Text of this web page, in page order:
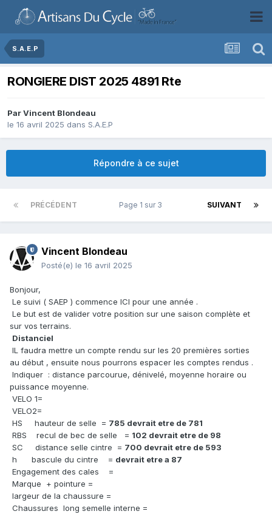
S.A.E.P
RONGIERE DIST 2025 4891 Rte
ParVincent Blondeau
le 16 avril 2025 dans S.A.E.P
Répondre à ce sujet
PRÉCÉDENT SUIVANT
Page 1 sur 3
Vincent Blondeau
Posté(e) le 16 avril 2025
Bonjour,
Le suivi ( SAEP ) commence ICI pour une année .
Le but est de valider votre position sur une saison complète et
sur vos terrains.
Distanciel
IL faudra mettre un compte rendu sur les 20 premières sorties
au début , ensuite nous pourrons espacer les comptes rendus .
Indiquer : distance parcourue, dénivelé, moyenne horaire ou
puissance moyenne.
VELO 1=
VELO2=
HS hauteur de selle = 785 devrait etre de 781
RBS recul de bec de selle = 102 devrait etre de 98
SC distance selle cintre = 700 devrait etre de 593
h bascule du cintre = devrait etre a 87
Engagement des cales =
Marque + pointure =
largeur de la chaussure =
Chaussures long semelle interne =